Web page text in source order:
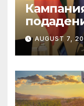
заAUGUST 7,